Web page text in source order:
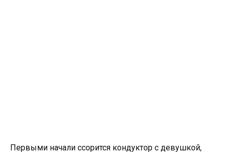
Первыми начали ссорится кондуктор с девушкой,